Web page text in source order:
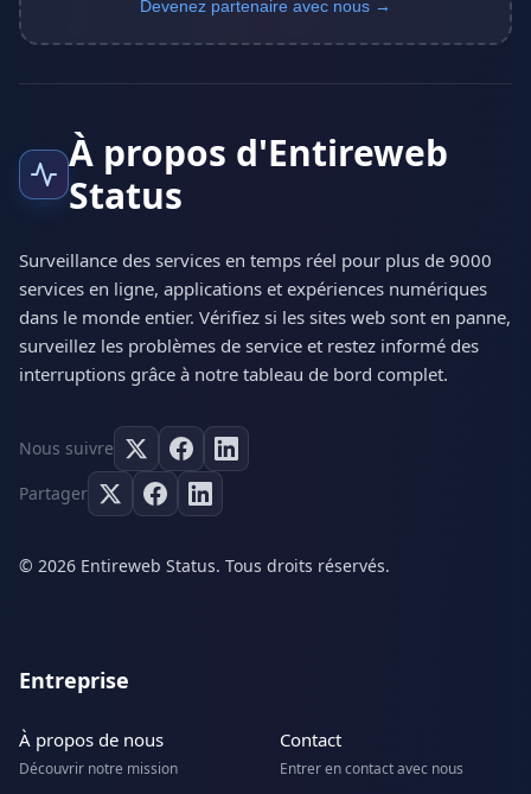
Devenez partenaire avec nous →
À propos d'Entireweb
Status
Surveillance des services en temps réel pour plus de 9000
services en ligne, applications et expériences numériques
dans le monde entier. Vérifiez si les sites web sont en panne,
surveillez les problèmes de service et restez informé des
interruptions grâce à notre tableau de bord complet.
Nous suivre
Partager
© 2026 Entireweb Status. Tous droits réservés.
Entreprise
À propos de nous
Découvrir notre mission
Contact
Entrer en contact avec nous